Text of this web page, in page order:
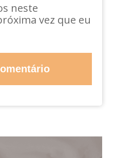
neste
vez que eu